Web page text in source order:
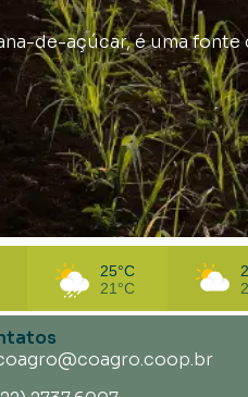
de-açúcar, é uma fonte
25°C
21°C